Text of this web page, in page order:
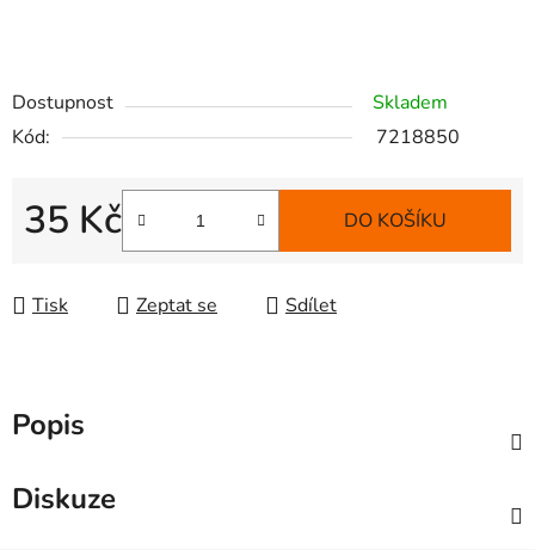
Dostupnost
Skladem
Kód:
7218850
35 Kč
Měrná cena:
DO KOŠÍKU
Tisk Zeptat se Sdílet
Popis
Diskuze